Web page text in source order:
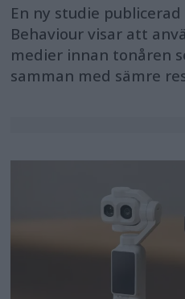
En ny studie
Behaviour visar att
medier innan tonåren
samman med sämre